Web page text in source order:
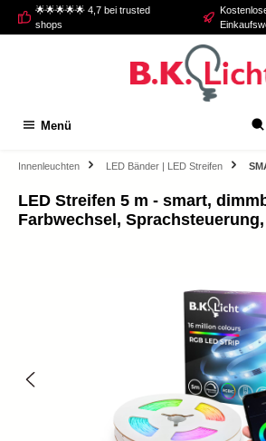
springen
🌟🌟🌟🌟🌟 4,7 bei trusted
shops
Menü
Innenleuchten LED Bänder | LED Streifen
LED Streifen 5 m - smart,
Farbwechsel,